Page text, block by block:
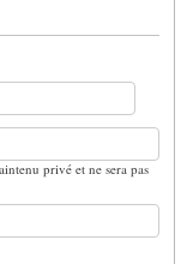
privé et ne sera pas